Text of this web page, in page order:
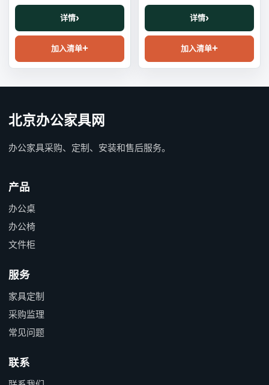
详情
加入清单
详情
加入清单
北京办公家具网
办公家具采购、定制、安装和售后服务。
产品
办公桌
办公椅
文件柜
服务
家具定制
采购监理
常见问题
联系